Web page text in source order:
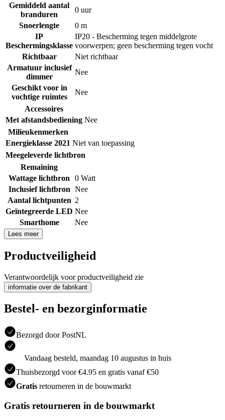
Gemiddeld aantal
branduren
0 uur
Snoerlengte
0 m
IP
Beschermingsklasse
IP20 - Bescherming tegen middelgrote
voorwerpen; geen bescherming tegen vocht
Richtbaar
Niet richtbaar
Armatuur inclusief
dimmer
Nee
Geschikt voor in
vochtige ruimtes
Nee
Accessoires
Met afstandsbediening Nee
Milieukenmerken
Energieklasse 2021 Niet van toepassing
Meegeleverde lichtbron
Remaining
Wattage lichtbron
0 Watt
Inclusief lichtbron Nee
Aantal lichtpunten 2
Geïntegreerde LED Nee
Smarthome
Nee
Lees meer
Productveiligheid
Verantwoordelijk voor productveiligheid zie
informatie over de fabrikant
Bestel- en bezorginformatie
Bezorgd door PostNL
Vandaag besteld, maandag 10 augustus in huis
Thuisbezorgd voor €4.95 en gratis vanaf €50
Gratis retourneren in de bouwmarkt
Gratis retourneren in de bouwmarkt